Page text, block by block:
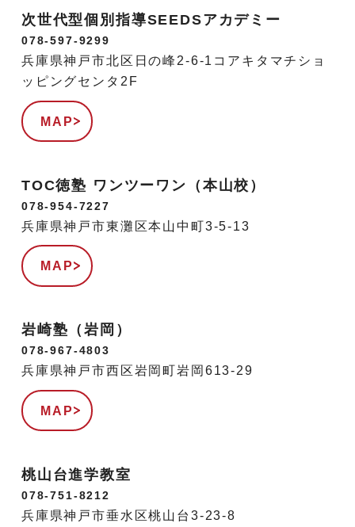
次世代型個別指導SEEDSアカデミー
078-597-9299
兵庫県神戸市北区日の峰2-6-1コアキタマチショ
ッピングセンタ2F
MAP
TOC徳塾 ワンツーワン（本山校）
078-954-7227
兵庫県神戸市東灘区本山中町3-5-13
MAP
岩崎塾（岩岡）
078-967-4803
兵庫県神戸市西区岩岡町岩岡613-29
MAP
桃山台進学教室
078-751-8212
兵庫県神戸市垂水区桃山台3-23-8